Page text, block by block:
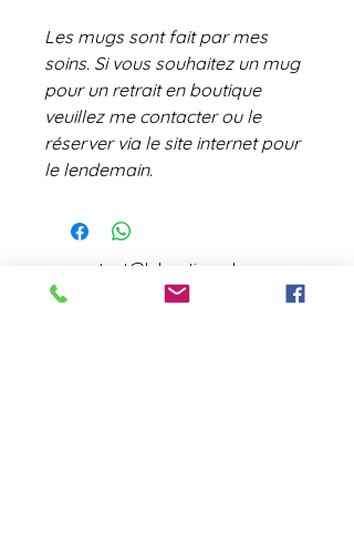
Les mugs sont fait par mes
soins. Si vous souhaitez un mug
pour un retrait en boutique
veuillez me contacter ou le
réserver via le site internet pour
le lendemain.
contact@laboutiquederose.
com
Mentions légales